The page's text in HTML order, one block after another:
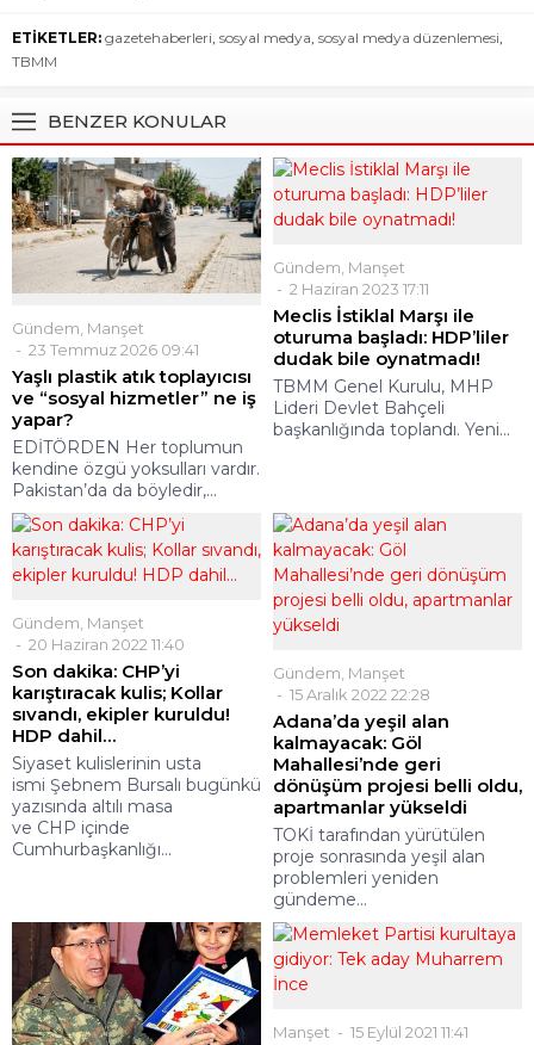
ETİKETLER: gazetehaberleri, sosyal medya, sosyal medya düzenlemesi,
TBMM
BENZER KONULAR
Gündem Manşet
23 Temmuz 2026 09:41
Yaşlı plastik atık toplayıcısı
ve “sosyal hizmetler” ne iş
yapar?
EDİTÖRDEN Her toplumun
kendine özgü yoksulları vardır.
Pakistan’da da böyledir,...
Gündem Manşet
2 Haziran 2023 17:11
Meclis İstiklal Marşı ile
oturuma başladı: HDP’liler
dudak bile oynatmadı!
TBMM Genel Kurulu, MHP
Lideri Devlet Bahçeli
başkanlığında toplandı. Yeni...
Gündem Manşet
20 Haziran 2022 11:40
Son dakika: CHP’yi
karıştıracak kulis; Kollar
sıvandı, ekipler kuruldu!
HDP dahil…
Siyaset kulislerinin usta
ismi Şebnem Bursalı bugünkü
yazısında altılı masa
ve CHP içinde
Cumhurbaşkanlığı...
Gündem Manşet
15 Aralık 2022 22:28
Adana’da yeşil alan
kalmayacak: Göl
Mahallesi’nde geri
dönüşüm projesi belli oldu,
apartmanlar yükseldi
TOKİ tarafından yürütülen
proje sonrasında yeşil alan
problemleri yeniden
gündeme...
Manşet 15 Eylül 2021 11:41